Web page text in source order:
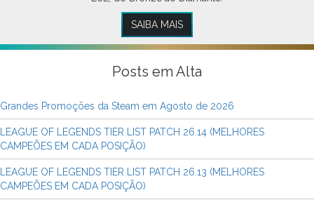
SAIBA MAIS
Posts em Alta
Grandes Promoções da Steam em Agosto de 2026
LEAGUE OF LEGENDS TIER LIST PATCH 26.14 (MELHORES
CAMPEÕES EM CADA POSIÇÃO)
LEAGUE OF LEGENDS TIER LIST PATCH 26.13 (MELHORES
CAMPEÕES EM CADA POSIÇÃO)